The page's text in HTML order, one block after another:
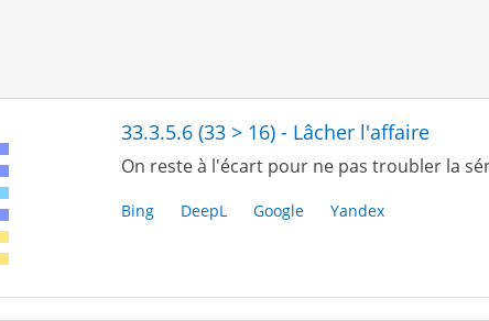
33.3.5.6 (33 > 16) - Lâcher l'affaire
On reste à l'écart pour ne pas troubler la
Bing DeepL Google Yandex